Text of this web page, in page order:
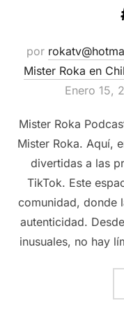
por
Mister Roka en
Enero 15,
Mister Roka
Mister Roka. Aquí,
divertidas a las
TikTok. Este
comunidad, donde
autenticidad.
inusuales, no hay